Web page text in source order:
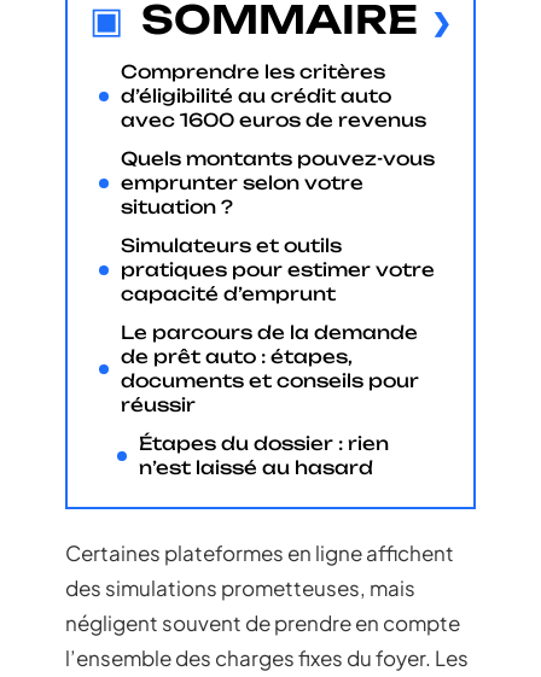
SOMMAIRE
Comprendre les critères
d’éligibilité au crédit auto
avec 1600 euros de revenus
Quels montants pouvez-vous
emprunter selon votre
situation ?
Simulateurs et outils
pratiques pour estimer votre
capacité d’emprunt
Le parcours de la demande
de prêt auto : étapes,
documents et conseils pour
réussir
Étapes du dossier : rien
n’est laissé au hasard
Certaines plateformes en ligne affichent
des simulations prometteuses, mais
négligent souvent de prendre en compte
l’ensemble des charges fixes du foyer. Les